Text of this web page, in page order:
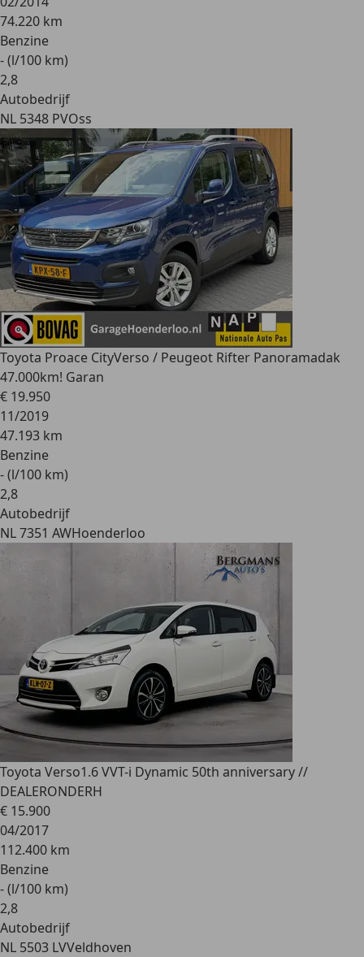
74.220 km
Benzine
- (l/100 km)
2,8
Autobedrijf
NL 5348 PVOss
Toyota Proace CityVerso / Peugeot Rifter Panoramadak
47.000km! Garan
€ 19.950
11/2019
47.193 km
Benzine
- (l/100 km)
2,8
Autobedrijf
NL 7351 AWHoenderloo
Toyota Verso1.6 VVT-i Dynamic 50th anniversary //
DEALERONDERH
€ 15.900
04/2017
112.400 km
Benzine
- (l/100 km)
2,8
Autobedrijf
NL 5503 LVVeldhoven